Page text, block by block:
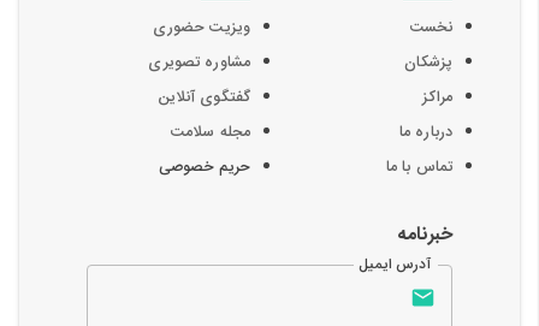
نخست
پزشکان
مراکز
درباره ما
تماس با ما
ویزیت حضوری
مشاوره تصویری
گفتگوی آنلاین
مجله سلامت
حریم خصوصی
خبرنامه
آدرس ایمیل